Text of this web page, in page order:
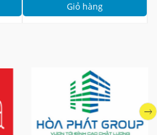
Giỏ hàng